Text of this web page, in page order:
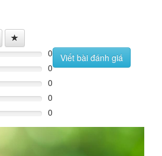
0
0
0
0
0
Viết bài đánh giá